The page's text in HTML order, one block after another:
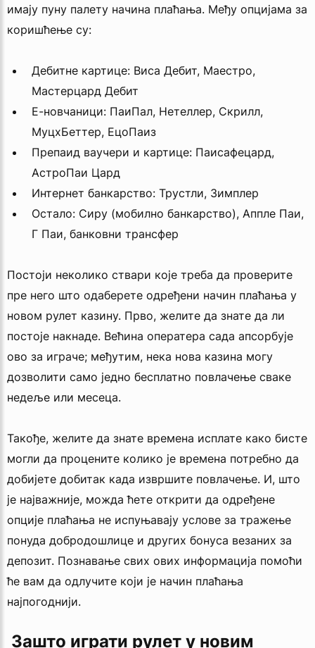
имају пуну палету начина плаћања. Међу опцијама за
коришћење су:
Дебитне картице: Виса Дебит, Маестро,
Мастерцард Дебит
Е-новчаници: ПаиПал, Нетеллер, Скрилл,
МуцхБеттер, ЕцоПаиз
Препаид ваучери и картице: Паисафецард,
АстроПаи Цард
Интернет банкарство: Трустли, Зимплер
Остало: Сиру (мобилно банкарство), Аппле Паи,
Г Паи, банковни трансфер
Постоји неколико ствари које треба да проверите
пре него што одаберете одређени начин плаћања у
новом рулет казину. Прво, желите да знате да ли
постоје накнаде. Већина оператера сада апсорбује
ово за играче; међутим, нека нова казина могу
дозволити само једно бесплатно повлачење сваке
недеље или месеца.
Такође, желите да знате времена исплате како бисте
могли да процените колико је времена потребно да
добијете добитак када извршите повлачење. И, што
је најважније, можда ћете открити да одређене
опције плаћања не испуњавају услове за тражење
понуда добродошлице и других бонуса везаних за
депозит. Познавање свих ових информација помоћи
ће вам да одлучите који је начин плаћања
најпогоднији.